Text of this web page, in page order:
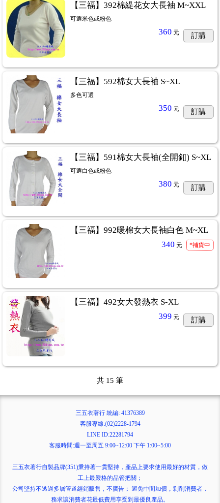
【三福】392棉緹花女大長袖 M~XXL
可選米色或粉色
360 元 訂購
【三福】592棉女大長袖 S~XL
多色可選
350 元 訂購
【三福】591棉女大長袖(全開釦) S~XL
可選白色或粉色
380 元 訂購
【三福】992暖棉女大長袖白色 M~XL
340 元 *補貨中
【三福】492女大發熱衣 S-XL
399 元 訂購
共 15 筆
三五衣著行 統編: 41376389
客服專線:(02)2228-1794
LINE ID:22281794
客服時間:週一至周五 9:00~12:00 下午 1:00~5:00
三五衣著行自製品牌(351)秉持著一貫堅持，產品上要求使用最好的材質，做
工上最嚴格的品管把關；
公司堅持不透過多層管道經銷販售，不廣告； 避免中間加價，剝削消費者，
務求讓消費者花最低費用享受到最優良產品。